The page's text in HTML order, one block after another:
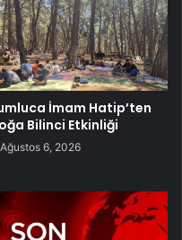
İmam Hatip’ten
Bilinci Etkinliği
Ağustos 6, 2026